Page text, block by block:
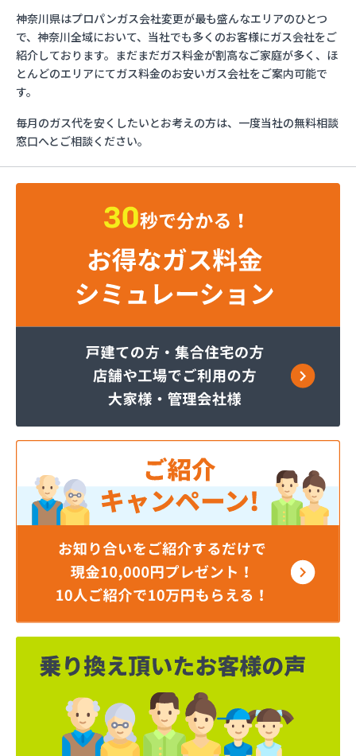
いずみ屋商店
イワタニ首都圏(株) 横須賀営業所
イワタニ首都圏(株) 横浜支店
グッドライフサーラ関東(株) 横須賀営業所
グッドライフサーラ関東(株) 神奈川支店 戸塚営
業所
グッドライフサーラ関東(株) 神奈川支店 青葉営
くみあい商事(株)
セントラル石油瓦斯(株) 横須賀支店
トモプロ(株) 横浜営業所
ニイミ石油ガス
ひょっとこや(有)ノムラ
ファーストガスシステム(株)
ミツワプロパンガス協同組合
ミライフ(株) 神奈川支店 相模原オフィス
ミライフ(株) 神奈川支店藤沢オフィス
ヤベライフパートナー(株)
レモンガス(株)
芦垣商店
伊藤商事(株)
井上秀商事(有)
臼井商店
臼井燃料店
遠藤商店
横須賀ガス(有)
横浜ゼネラルプロパンガス協同組合
横浜瓦斯協同組合
横浜市ＬＰガス災害対策事業協同組合
横浜南ガス協同組合
神奈川県はプロパンガス会社変更が最も盛んなエリアのひとつ
で、神奈川全域において、当社でも多くのお客様にガス会社をご
紹介しております。まだまだガス料金が割高なご家庭が多く、ほ
とんどのエリアにてガス料金のお安いガス会社をご案内可能で
す。
毎月のガス代を安くしたいとお考えの方は、一度当社の無料相談
窓口へとご相談ください。